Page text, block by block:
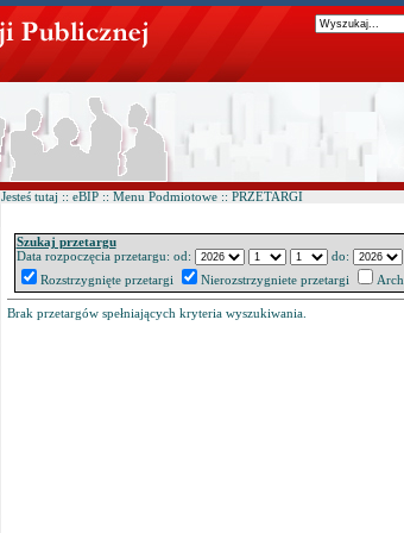
Jesteś tutaj :: eBIP :: Menu Podmiotowe :: PRZETARGI
Szukaj przetargu
Data rozpoczęcia przetargu: od:
do:
Rozstrzygnięte przetargi
Nierozstrzygniete przetargi
Brak przetargów spełniających kryteria wyszukiwania.